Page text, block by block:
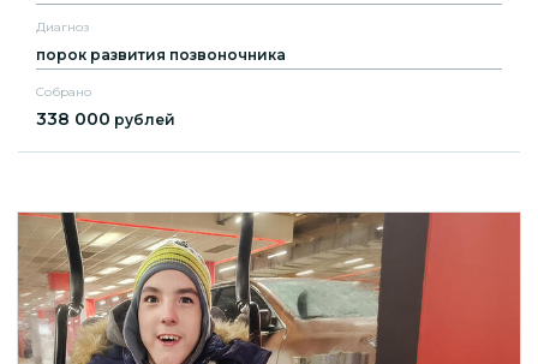
Диагноз
порок развития позвоночника
Собрано
338 000 рублей